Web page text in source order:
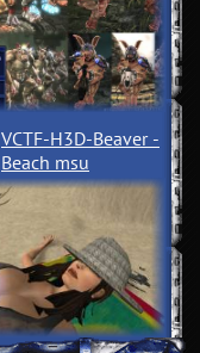
VCTF-H3D-Beaver ­
Beach msu